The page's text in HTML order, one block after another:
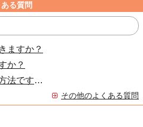
る質問
ますか？
か？
代金の支払いはどのような方法ですか？
その他のよくある質問